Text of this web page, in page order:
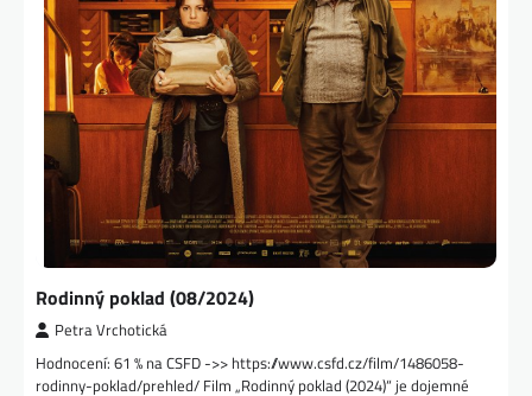
Rodinný poklad (08/2024)
Petra Vrchotická
Hodnocení: 61 % na CSFD ->> https://www.csfd.cz/film/1486058-
rodinny-poklad/prehled/ Film „Rodinný poklad (2024)“ je dojemné